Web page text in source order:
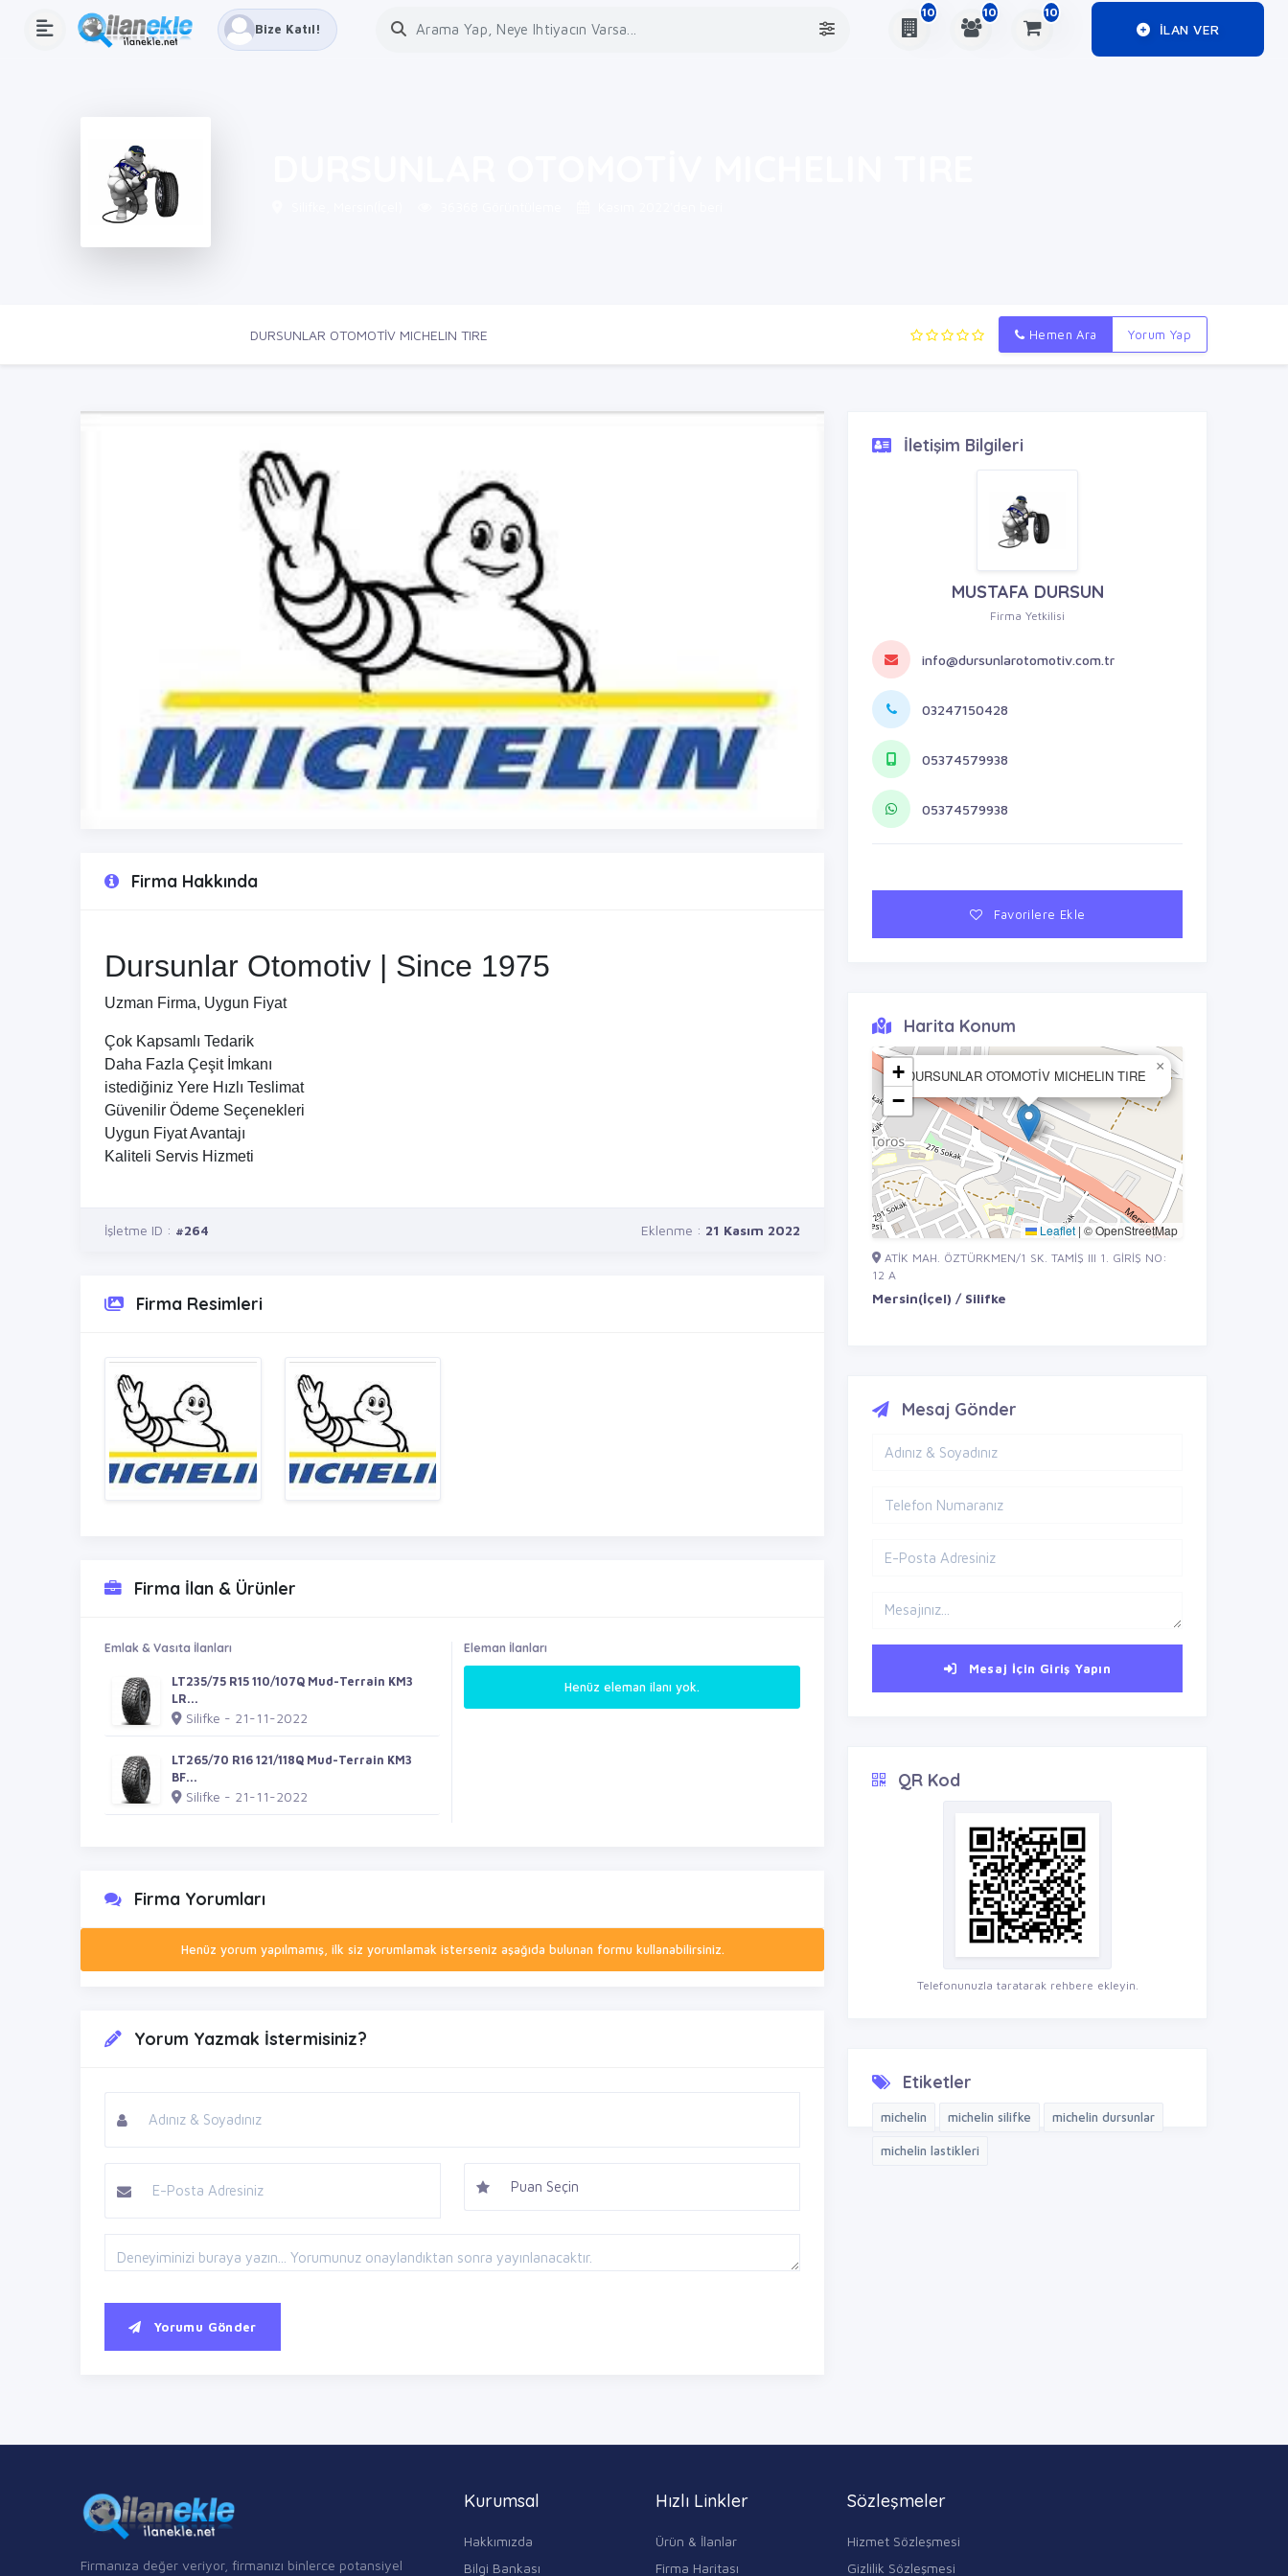
Bize Katıl!
10 10 10
ILAN VER
DURSUNLAR OTOMOTİV MICHELIN TIRE Hemen Ara Yorum Yap
Firma Hakkında
Dursunlar Otomotiv | Since 1975
Uzman Firma, Uygun Fiyat
Çok Kapsamlı Tedarik
Daha Fazla Çeşit İmkanı
istediğiniz Yere Hızlı Teslimat
Güvenilir Ödeme Seçenekleri
Uygun Fiyat Avantajı
Kaliteli Servis Hizmeti
İşletme ID : #264 Eklenme : 21 Kasım 2022
Firma Resimleri
Firma İlan & Ürünler
Emlak & Vasıta İlanları
LT235/75 R15 110/107Q Mud-Terrain KM3
LR...
Silifke - 21-11-2022
LT265/70 R16 121/118Q Mud-Terrain KM3
BF...
Silifke - 21-11-2022
Eleman İlanları
Henüz eleman ilanı yok.
Firma Yorumları
Henüz yorum yapılmamış, ilk siz yorumlamak isterseniz aşağıda bulunan formu kullanabilirsiniz.
Yorum Yazmak İstermisiniz?
Yorumu Gönder
İletişim Bilgileri
MUSTAFA DURSUN
Firma Yetkilisi
info@dursunlarotomotiv.com.tr
03247150428
05374579938
05374579938
Favorilere Ekle
Harita Konum
DURSUNLAR OTOMOTİV MICHELIN TIRE
×
+
−
Leaflet | © OpenStreetMap
ATİK MAH. ÖZTÜRKMEN/1 SK. TAMİŞ III 1. GİRİŞ NO:
12 A
Mersin(İçel) / Silifke
Mesaj Gönder
Mesaj İçin Giriş Yapın
QR Kod
Telefonunuzla taratarak rehbere ekleyin.
Etiketler
michelin michelin silifke michelin dursunlar
michelin lastikleri
Firmanıza değer veriyor, firmanızı binlerce potansiyel
Kurumsal
Hakkımızda
Bilgi Bankası
Hızlı Linkler
Ürün & İlanlar
Firma Haritası
Sözleşmeler
Hizmet Sözleşmesi
Gizlilik Sözleşmesi